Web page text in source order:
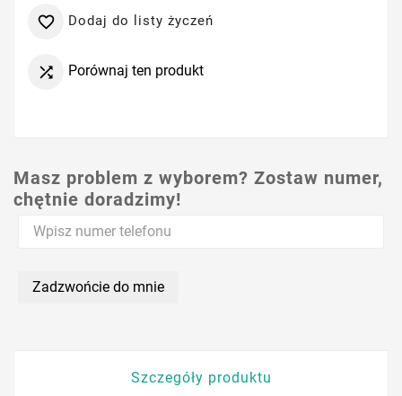
 Dodaj do listy życzeń
 Porównaj ten produkt
Masz problem z wyborem? Zostaw numer,
chętnie doradzimy!
Zadzwońcie do mnie
Szczegóły produktu